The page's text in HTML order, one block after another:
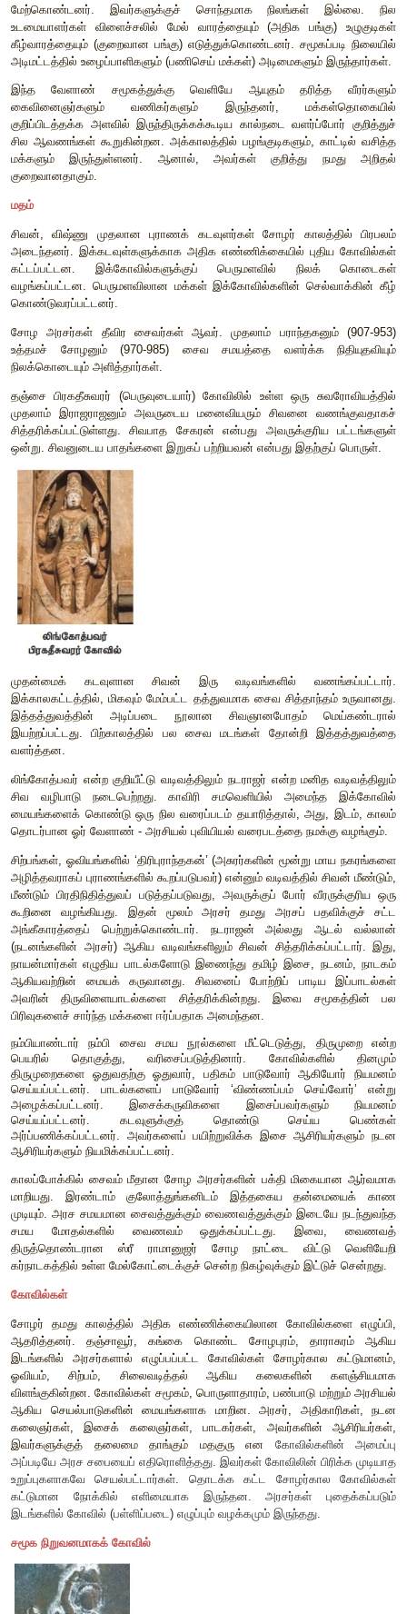
சோழர் நடைமுறையில் இருந்த நீர் பாசன முறையை
மேற்கொண்டார்கள். சோழ நாடு வேளாண்மை மூலம் அதிக
அரசாக இருந்ததால், நீராதாரங்களை நிர்வகிப்பதில்
செலுத்தியது. வடி, வாய்க்கால் என்ற குறுக்கு
மழைநீரைச் சேமித்து வைப்பதற்குக் காவிரி வடிநிலப்பகுதியில்
முறை. ‘வடி’ என்பது நீர் வடக்குத் தெற்காக ஓடுவதாகும்.
கிழக்கு மேற்காக ஓடுவதாகும். வடி என்பது
வெளியேற்றுவதையும், வாய்க்கால் என்பது நீரைக் கொண்டு
குறிக்கும். ஒரு விளைநிலத்துக்கு வாய்க்கால் வழியே
திருப்பப்பட்டு, மற்றொரு வாய்க்காலுக்குச் செல்லும் மழைநீர்
இயற்கையாக உருவாவதாகும்.
இயற்கையான கால்வாய்களை
உருவாக்கப்பட்டவைதான். இவ்வாறு சேமிக்கப்படும் மழை நீர்
வாய்க்கால் வழியாகவும் சுற்றுமுறையில்
அமைப்புமுறை அனைத்து நிலங்களுக்கும் நீர் அரசர்கள்,
பெயர்கள் சூட்டப்பட்டிருந்தன. எடுத்துக்காட்டாக, உத்தமச்
பஞ்சவன் மாதேவி வாய்க்கால், கணவதி வாய்க்கால்
ஊர் வாய்க்கால் என்பது நில உரிமையாளர்கள்
பயன்படுத்தப்பட்டது. நாடு வாய்க்கால் என்பதே நாட்டு
சுழற்சி முறையில் நீரை விடுவது வழக்கில் இருந்தது.
நேரி, பல்லவர்களால் உருவாக்கப்பட்ட வைரமேகத் தடாகம்,
இராஜேந்திர சோழ பேரேரி போன்றவை சில
அனைத்து பருவங்களிலும் பராமரிக்கும் வகையிலும்,
ஈடுபடும் வகையிலும் மக்கள் ஊதியமில்லா உழைப்பைத் தரும்
கங்கை கொண்ட சோழபுரத்தில் இராஜேந்திர சோழன்
குறிப்பிடத்தக்கது. அங்குள்ள ஏரியில் வெள்ளம்
எழுப்பியுள்ளார். அதை இராஜேந்திர சோழன் 'ஜலமய
குறிப்பிடுகிறார். அதற்கு, ‘நீரில் கிடைத்த வெற்றியின் நினைவாக
என்று பொருள். 100 ஆண்டுகளுக்குப் பிறகு இந்த
வரலாற்றாசிரியரான அல்பெரூனி இக்கட்டுமான அமைப்பைக்
“எங்கள் மக்கள் அதனைக் கண்டு வியப்படைவார்கள்.
அவர்களால் விவரிக்க இயலாது. அது போன்ற ஒன்றை
முடியாது” என்று அல்பெரூனி பதிவு செய்துள்ளார்.
நேரு,Glimpses of World History.
நீர் மேலாண்மை
பல வகையான நீர் உரிமைகள் நிலவின. ஏரிகளில்
இருந்தும் பெறப்படும் நீரின் பங்கினை இந்த உரிமைகள்
கால்வாய்களை ஆழப்படுத்துதல், அகலப்படுத்துதல், பாசன
பார்த்தல் ஆகிய பொறுப்புகளும் இந்த உரிமைகளில் அடக்கம்.
குறிக்கப்பட்டது. குமிழ் (மதகு), தலைவாய் (தலைமடை)
திறந்துவிடப்பட்டது. நீர் உரிமைகளை மீறுவதும்
கொடையளிக்கப்பட்ட நீராதாரங்களை ஆக்கிரமிப்பதும்
செயல்கள் என்று அரசு ஆணைகள் எச்சரித்தன. ஊருக்குப்
‘எங்கள் குளம்’ என்று அழைக்கப்பட்டது. நன்கொடையாகவும்
நடைபெற்ற நிலப்பரிமாற்றங்களில் நீர் மீதான உரிமைகளும்
சோழர் காலத்தில், கிராம சபைகள் பாசனக்குளங்களைப்
என்ற வரி வசூலிக்கப்பட்டது. சில சமயங்களில் அரையன்
தலைவர்கள் புயலில் சேதமடைந்த குளங்களைப் பழுது பார்த்துப்
கிராம மக்களும் கோவில்களும் குளத்து நீரைப் பகிர்ந்துகொண்ட
நடந்துள்ளன. குளங்களிலும் ஆறுகளிலும் இருந்து மதகு
அரையர்கள் போன்ற சிறப்புக் குழுக்கள் இருந்துள்ளன.
மக்கள் குழு குளத்தார் எனப்பட்டது. பிற்காலத்தில்,